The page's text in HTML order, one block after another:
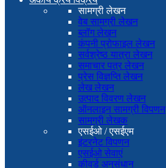
सामग्री लेखन
वेब सामग्री लेखन
ब्लॉग लेखन
कंपनी प्रोफाइल लेखन
सर्वश्रेष्ठ यात्रा लेखन
समाचार पत्र लेखन
प्रेस विज्ञप्ति लेखन
लेख लेखन
उत्पाद विवरण लेखन
ऑनलाइन सामग्री विपणन
सामग्री लेखक
एसईओ / एसईएम
इंटरनेट विपणन
एसईओ सेवाएं
कीवर्ड अनुसंधान